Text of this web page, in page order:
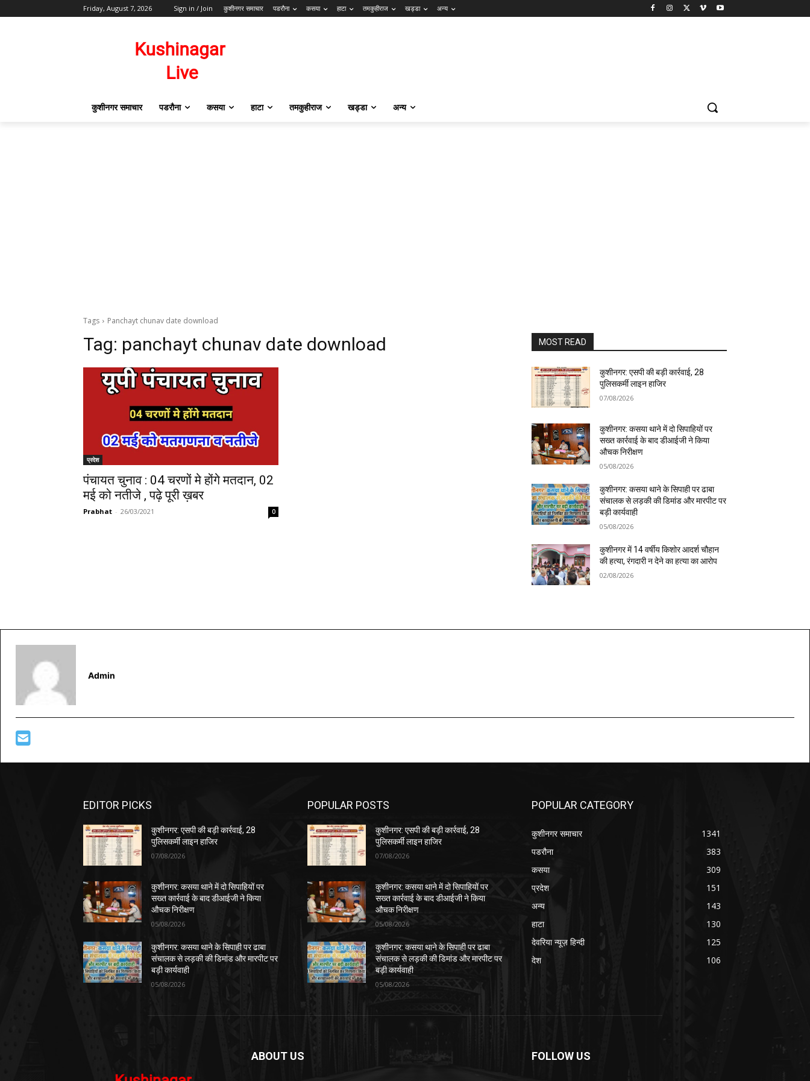
Friday, August 7, 2026 Sign in / Join कुशीनगर समाचार पडरौना कसया हाटा तमकुहीराज खड्डा अन्य
कुशीनगर समाचार पडरौना कसया हाटा तमकुहीराज खड्डा अन्य
Tags Panchayt chunav date download
Tag: panchayt chunav date download
प्रदेश
पंचायत चुनाव : 04 चरणों मे होंगे मतदान, 02
मई को नतीजे , पढ़े पूरी ख़बर
Prabhat - 26/03/2021 0
MOST READ
कुशीनगर: एसपी की बड़ी कार्रवाई, 28
पुलिसकर्मी लाइन हाजिर
07/08/2026
कुशीनगर: कसया थाने में दो सिपाहियों पर
सख्त कार्रवाई के बाद डीआईजी ने किया
औचक निरीक्षण
05/08/2026
कुशीनगर: कसया थाने के सिपाही पर ढाबा
संचालक से लड़की की डिमांड और मारपीट पर
बड़ी कार्यवाही
05/08/2026
कुशीनगर में 14 वर्षीय किशोर आदर्श चौहान
की हत्या, रंगदारी न देने का हत्या का आरोप
02/08/2026
Admin
EDITOR PICKS
कुशीनगर: एसपी की बड़ी कार्रवाई, 28
पुलिसकर्मी लाइन हाजिर
07/08/2026
कुशीनगर: कसया थाने में दो सिपाहियों पर
सख्त कार्रवाई के बाद डीआईजी ने किया
औचक निरीक्षण
05/08/2026
कुशीनगर: कसया थाने के सिपाही पर ढाबा
संचालक से लड़की की डिमांड और मारपीट पर
बड़ी कार्यवाही
05/08/2026
POPULAR POSTS
कुशीनगर: एसपी की बड़ी कार्रवाई, 28
पुलिसकर्मी लाइन हाजिर
07/08/2026
कुशीनगर: कसया थाने में दो सिपाहियों पर
सख्त कार्रवाई के बाद डीआईजी ने किया
औचक निरीक्षण
05/08/2026
कुशीनगर: कसया थाने के सिपाही पर ढाबा
संचालक से लड़की की डिमांड और मारपीट पर
बड़ी कार्यवाही
05/08/2026
POPULAR CATEGORY
कुशीनगर समाचार
1341
पडरौना
383
कसया
309
प्रदेश
151
अन्य
143
हाटा
130
देवरिया न्यूज़ हिन्दी
125
देश
106
ABOUT US FOLLOW US